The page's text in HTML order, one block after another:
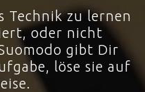
Technik zu lernen
oder nicht
gibt Dir
löse sie auf